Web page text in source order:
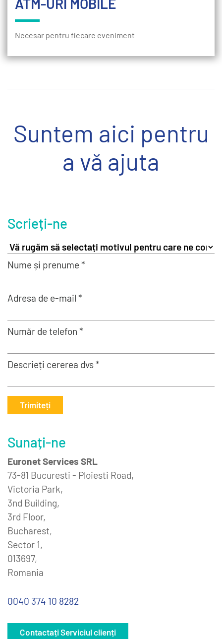
ATM-URI MOBILE
Necesar pentru fiecare eveniment
Suntem aici pentru
a vă ajuta
Scrieți-ne
Nume și prenume *
Adresa de e-mail *
Număr de telefon *
Descrieți cererea dvs *
Trimiteți
Sunați-ne
Euronet Services SRL
73-81 Bucuresti - Ploiesti Road,
Victoria Park,
3nd Building,
3rd Floor,
Bucharest,
Sector 1,
013697,
Romania
0040 374 10 8282
Contactați Serviciul clienți